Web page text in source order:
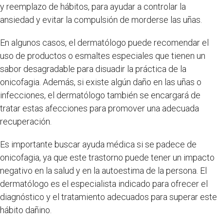
y reemplazo de hábitos, para ayudar a controlar la
ansiedad y evitar la compulsión de morderse las uñas.
En algunos casos, el dermatólogo puede recomendar el
uso de productos o esmaltes especiales que tienen un
sabor desagradable para disuadir la práctica de la
onicofagia. Además, si existe algún daño en las uñas o
infecciones, el dermatólogo también se encargará de
tratar estas afecciones para promover una adecuada
recuperación.
Es importante buscar ayuda médica si se padece de
onicofagia, ya que este trastorno puede tener un impacto
negativo en la salud y en la autoestima de la persona. El
dermatólogo es el especialista indicado para ofrecer el
diagnóstico y el tratamiento adecuados para superar este
hábito dañino.